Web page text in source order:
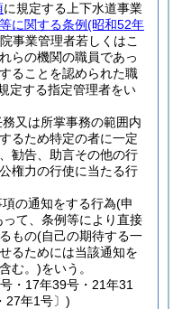
に規定する上下水道事業
に関する条例(昭和52年
事業管理者若しくはこ
らの機関の職員であっ
ることを認められた職
定する指定管理者をい
又は所掌事務の範囲内
るため特定の者に一定
勧告、助言その他の行
権力の行使に当たる行
の通知をする行為(申
って、条例等により直接
もの(自己の期待する一
るためには当該通知を
む。)をいう。
・17年39号・21年31
27年1号〕)